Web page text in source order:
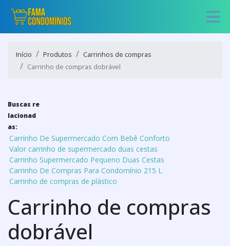
Início Produtos
Carrinhos de compras
Carrinho de compras dobrável
Buscas re
lacionad
as:
Carrinho De Supermercado Com Bebê Conforto
Valor carrinho de supermercado duas cestas
Carrinho Supermercado Pequeno Duas Cestas
Carrinho De Compras Para Condomínio 215 L
Carrinho de compras de plástico
Carrinho de compras
dobrável